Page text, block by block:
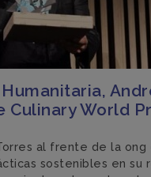
Culinary World
al frente de la ong
sostenibles en su